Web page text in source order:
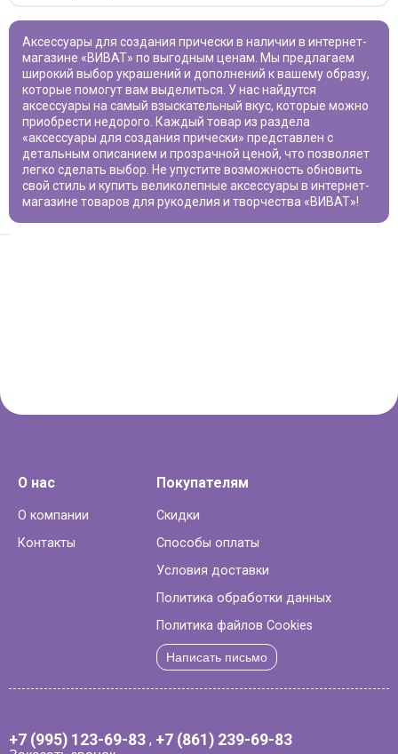
аксессуары для создания прически в наличии в интернет-
магазине «ВИВАТ» по выгодным ценам. Мы предлагаем
широкий выбор украшений и дополнений к вашему образу,
которые помогут вам выделиться. У нас найдутся
аксессуары на самый взыскательный вкус, которые можно
приобрести недорого. Каждый товар из раздела
«аксессуары для создания прически» представлен с
детальным описанием и прозрачной ценой, что позволяет
легко сделать выбор. Не упустите возможность обновить
свой стиль и купить великолепные аксессуары в интернет-
магазине товаров для рукоделия и творчества «ВИВАТ»!
О нас
О компании
Контакты
Покупателям
Скидки
Способы оплаты
Условия доставки
Политика обработки данных
Политика файлов Cookies
Написать письмо
+7 (995) 123-69-83 , +7 (861) 239-69-83